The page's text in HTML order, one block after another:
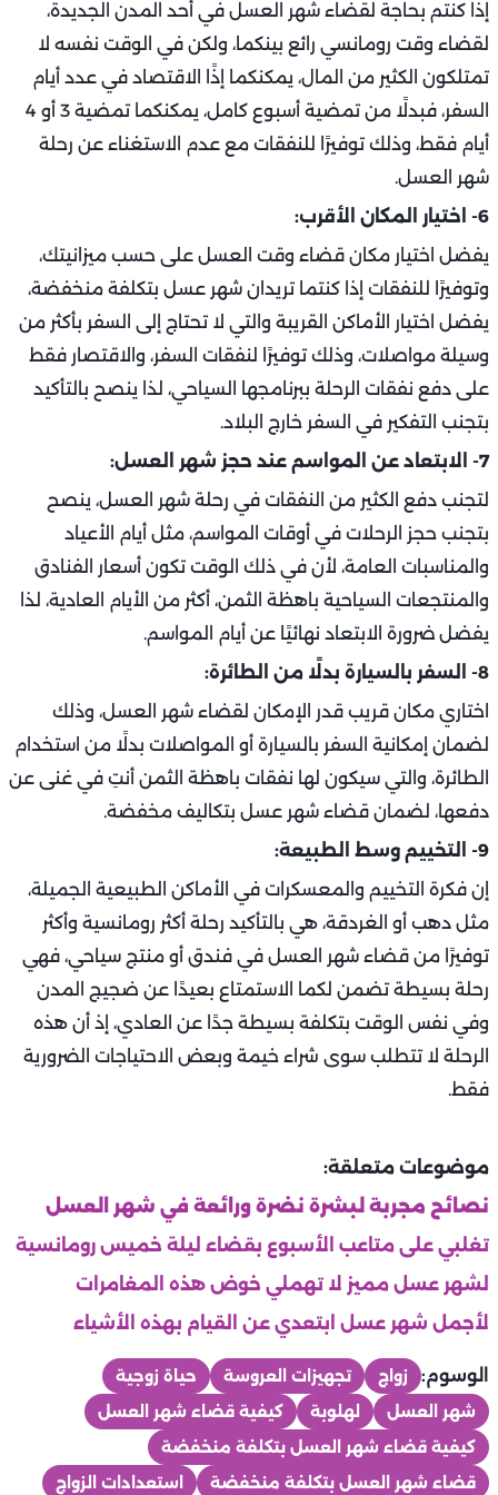
إذا كنتم بحاجة لقضاء شهر العسل في أحد المدن الجديدة،
لقضاء وقت رومانسي رائع بينكما، ولكن في الوقت نفسه لا
تمتلكون الكثير من المال، يمكنكما إذًا الاقتصاد في عدد أيام
السفر، فبدلًا من تمضية أسبوع كامل، يمكنكما تمضية 3 أو 4
أيام فقط، وذلك توفيرًا للنفقات مع عدم الاستغناء عن رحلة
شهر العسل.
6- اختيار المكان الأقرب:
يفضل اختيار مكان قضاء وقت العسل على حسب ميزانيتك،
وتوفيرًا للنفقات إذا كنتما تريدان شهر عسل بتكلفة منخفضة،
يفضل اختيار الأماكن القريبة والتي لا تحتاج إلى السفر بأكثر من
وسيلة مواصلات، وذلك توفيرًا لنفقات السفر، والاقتصار فقط
على دفع نفقات الرحلة ببرنامجها السياحي، لذا ينصح بالتأكيد
بتجنب التفكير في السفر خارج البلاد.
7- الابتعاد عن المواسم عند حجز شهر العسل:
لتجنب دفع الكثير من النفقات في رحلة شهر العسل، ينصح
بتجنب حجز الرحلات في أوقات المواسم، مثل أيام الأعياد
والمناسبات العامة، لأن في ذلك الوقت تكون أسعار الفنادق
والمنتجعات السياحية باهظة الثمن، أكثر من الأيام العادية، لذا
يفضل ضرورة الابتعاد نهائيًا عن أيام المواسم.
8- السفر بالسيارة بدلًا من الطائرة:
اختاري مكان قريب قدر الإمكان لقضاء شهر العسل، وذلك
لضمان إمكانية السفر بالسيارة أو المواصلات بدلًا من استخدام
الطائرة، والتي سيكون لها نفقات باهظة الثمن أنتِ في غنى عن
دفعها، لضمان قضاء شهر عسل بتكاليف مخفضة.
9- التخييم وسط الطبيعة:
إن فكرة التخييم والمعسكرات في الأماكن الطبيعية الجميلة،
مثل دهب أو الغردقة، هي بالتأكيد رحلة أكثر رومانسية وأكثر
توفيرًا من قضاء شهر العسل في فندق أو منتج سياحي، فهي
رحلة بسيطة تضمن لكما الاستمتاع بعيدًا عن ضجيج المدن
وفي نفس الوقت بتكلفة بسيطة جدًا عن العادي، إذ أن هذه
الرحلة لا تتطلب سوى شراء خيمة وبعض الاحتياجات الضرورية
فقط.
موضوعات متعلقة:
نصائح مجربة لبشرة نضرة ورائعة في شهر العسل
تغلبي على متاعب الأسبوع بقضاء ليلة خميس رومانسية
لشهر عسل مميز لا تهملي خوض هذه المغامرات
لأجمل شهر عسل ابتعدي عن القيام بهذه الأشياء
الوسوم: زواج تجهيزات العروسة
حياة زوجية
شهر العسل
لهلوبة
كيفية قضاء شهر العسل
كيفية قضاء شهر العسل بتكلفة منخفضة
قضاء شهر العسل بتكلفة منخفضة
استعدادات الزواج